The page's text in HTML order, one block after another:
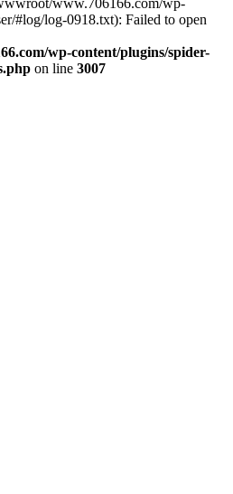
www.706166.com/wp-
#log/log-0918.txt): Failed to open
wp-content/plugins/spider-
on line 3007